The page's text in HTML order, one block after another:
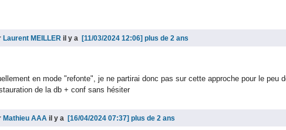
Laurent MEILLER il y a plus de 2 ans
en mode "refonte", je ne partirai donc pas sur cette approche pour le peu
de la db + conf sans hésiter
Mathieu AAA il y a plus de 2 ans